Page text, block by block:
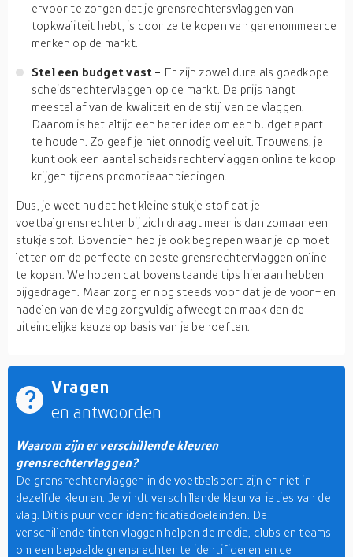
ervoor te zorgen dat je grensrechtersvlaggen van
topkwaliteit hebt, is door ze te kopen van gerenommeerde
merken op de markt.
Stel een budget vast - Er zijn zowel dure als goedkope
scheidsrechtervlaggen op de markt. De prijs hangt
meestal af van de kwaliteit en de stijl van de vlaggen.
Daarom is het altijd een beter idee om een budget apart
te houden. Zo geef je niet onnodig veel uit. Trouwens, je
kunt ook een aantal scheidsrechtervlaggen online te koop
krijgen tijdens promotieaanbiedingen.
Dus, je weet nu dat het kleine stukje stof dat je
voetbalgrensrechter bij zich draagt meer is dan zomaar een
stukje stof. Bovendien heb je ook begrepen waar je op moet
letten om de perfecte en beste grensrechtervlaggen online
te kopen. We hopen dat bovenstaande tips hieraan hebben
bijgedragen. Maar zorg er nog steeds voor dat je de voor- en
nadelen van de vlag zorgvuldig afweegt en maak dan de
uiteindelijke keuze op basis van je behoeften.
Vragen
en antwoorden
Waarom zijn er verschillende kleuren
grensrechtervlaggen?
De grensrechtervlaggen in de voetbalsport zijn er niet in
dezelfde kleuren. Je vindt verschillende kleurvariaties van de
vlag. Dit is puur voor identificatiedoeleinden. De
verschillende tinten vlaggen helpen de media, clubs en teams
om een bepaalde grensrechter te identificeren en de